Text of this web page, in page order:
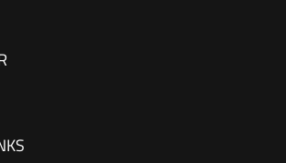
Fußpflege mit 10